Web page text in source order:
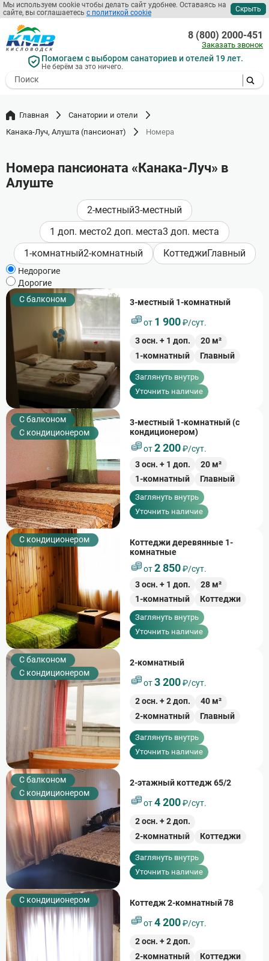
Мы используем cookie чтобы делать сайт удобнее. Оставаясь на
сайте, вы соглашаетесь с политикой cookie Скрыть
Перейти
основному
содержаниюПомогаем с выбором санаториев и отелей 19 лет.
Не берём за это ничего.
- I agree to the processing of my
8 (800) 2000-451
Заказать звонок
Главная
Санатории и отели
Канака-Луч, Алушта (пансионат)
Номера
Номера пансионата «Канака-Луч» в
Алуште
2-местный3-местный
1 доп. место2 доп. места3 доп. места
1-комнатный2-комнатный КоттеджиГлавный
Недорогие
Дорогие
C балконом
3-местный 1-комнатный
от 1 900₽/сут.
3осн. + 1 доп. 20м²
1-комнатный
Главный
Заглянуть внутрь
Уточнить наличие
C балконом
С кондиционером
3-местный 1-комнатный (с
кондиционером)
от2 200₽/сут.
3осн. + 1 доп. 20м²
1-комнатный
Главный
Заглянуть внутрь
Уточнить наличие
С кондиционером
Коттеджи деревянные 1-
комнатные
от2 850₽/сут.
3осн. + 1 доп. 28м²
1-комнатный
Коттеджи
Заглянуть внутрь
Уточнить наличие
C балконом
С кондиционером
2-комнатный
от3 200₽/сут.
2осн. +2доп. 40м²
2-комнатный
Главный
Заглянуть внутрь
Уточнить наличие
C балконом
С кондиционером
2-этажный коттедж 65/2
от4 200₽/сут.
2осн. +2доп.
2-комнатный
Коттеджи
Заглянуть внутрь
Уточнить наличие
С кондиционером
Коттедж 2-комнатный 78
от4 200₽/сут.
2осн. +2доп.
2-комнатный
Коттеджи